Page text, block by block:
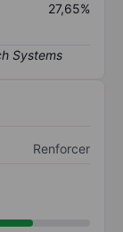
27,65%
Renforcer